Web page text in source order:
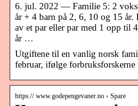
6. jul. 2022 — Familie 5: 2
år + 4 barn på 2, 6, 10 og 15 år.
av et par eller par med 1 opp til
år …
Utgiftene til en vanlig norsk
februar, ifølge
https:// www.godepengevaner.no › Spare